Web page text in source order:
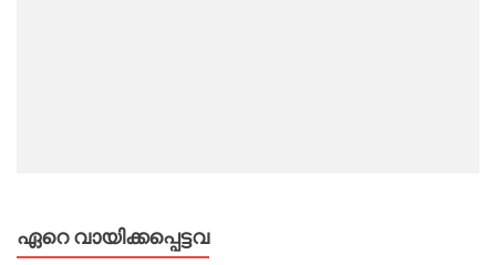
ഏറെ വായിക്കപ്പെട്ടവ